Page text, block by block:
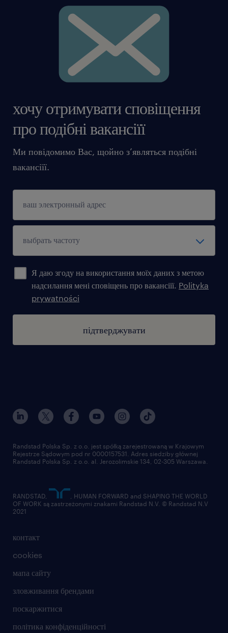
хочу отримувати сповіщення
про подібні вакансіїї
Ми повідомимо Вас, щойно з’являться подібні
вакансіїї.
Я даю згоду на використання моїх даних з метою
надсилання мені сповіщень про вакансіїї. Polityka
prywatności
підтверджувати
контакт
cookies
мапа сайту
зловживання брендами
поскаржитися
політика конфіденційності
Randstad Polska Sp. z o.o. jest spółką zarejestrowaną w Krajowym
Rejestrze Sądowym pod nr 0000157531. Adres siedziby głównej
Randstad Polska Sp. z o.o. al. Jerozolimskie 134, 02-305 Warszawa.
RANDSTAD,
, HUMAN FORWARD and SHAPING THE WORLD
OF WORK są zastrzeżonymi znakami Randstad N.V. © Randstad N.V
2021